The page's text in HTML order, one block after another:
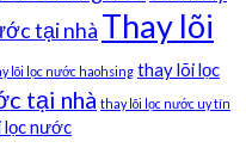
tại nhà Thay lõi
lõi lọc nước haohsing thay lõi lọc
tại nhà thay lõi lọc nước uy tín
lọc nước